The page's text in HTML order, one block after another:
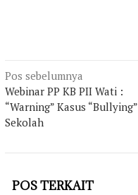
Navigasi
pos
Pos sebelumnya
Webinar PP KB PII Wati :
“Warning” Kasus
Sekolah
POS TERKAIT